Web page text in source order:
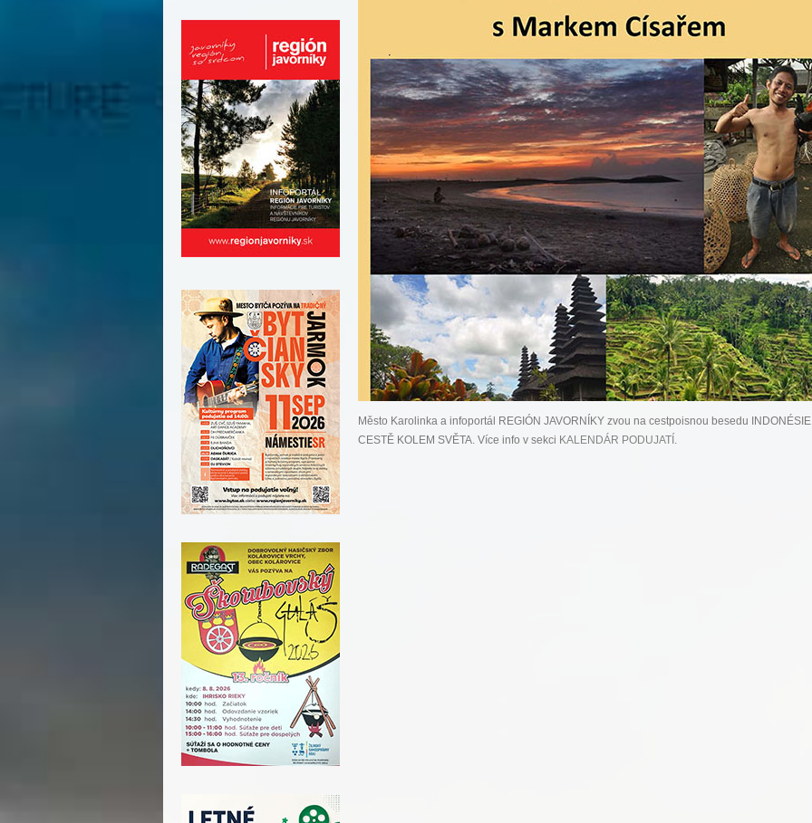
Město Karolinka a infoportál REGIÓN JAVORNÍKY zvou na cestpoisnou besedu INDONÉSIE
CESTĚ KOLEM SVĚTA. Více info v sekci KALENDÁR PODUJATÍ .